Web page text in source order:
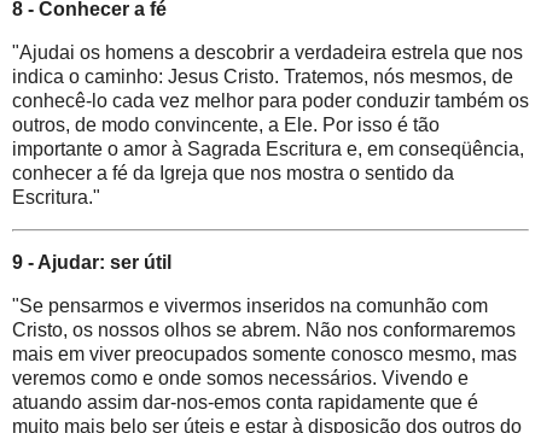
8 - Conhecer a fé
"Ajudai os homens a descobrir a verdadeira estrela que nos
indica o caminho: Jesus Cristo. Tratemos, nós mesmos, de
conhecê-lo cada vez melhor para poder conduzir também os
outros, de modo convincente, a Ele. Por isso é tão
importante o amor à Sagrada Escritura e, em conseqüência,
conhecer a fé da Igreja que nos mostra o sentido da
Escritura."
9 - Ajudar: ser útil
"Se pensarmos e vivermos inseridos na comunhão com
Cristo, os nossos olhos se abrem. Não nos conformaremos
mais em viver preocupados somente conosco mesmo, mas
veremos como e onde somos necessários. Vivendo e
atuando assim dar-nos-emos conta rapidamente que é
muito mais belo ser úteis e estar à disposição dos outros do